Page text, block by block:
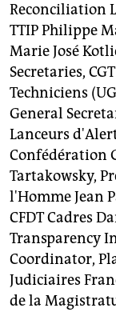
Reconciliation
TTIP Philippe
Marie José
Secretaries,
Techniciens
General
Lanceurs
Confédération
Tartakowsky,
l'Homme Jean
CFDT Cadres
Transparency
Coordinator,
Judiciaires
de la